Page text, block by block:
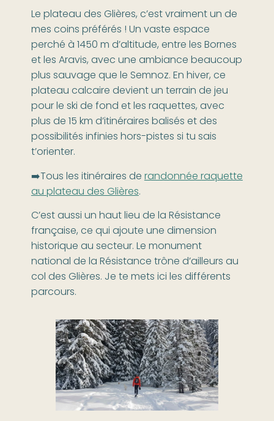
Le plateau des Glières, c’est vraiment un de
mes coins préférés ! Un vaste espace
perché à 1450 m d’altitude, entre les Bornes
et les Aravis, avec une ambiance beaucoup
plus sauvage que le Semnoz. En hiver, ce
plateau calcaire devient un terrain de jeu
pour le ski de fond et les raquettes, avec
plus de 15 km d’itinéraires balisés et des
possibilités infinies hors-pistes si tu sais
t’orienter.
➡️Tous les itinéraires derandonnée raquette
au plateau des Glières.
C’est aussi un haut lieu de la Résistance
française, ce qui ajoute une dimension
historique au secteur. Le monument
national de la Résistance trône d’ailleurs au
col des Glières. Je te mets ici les différents
parcours.